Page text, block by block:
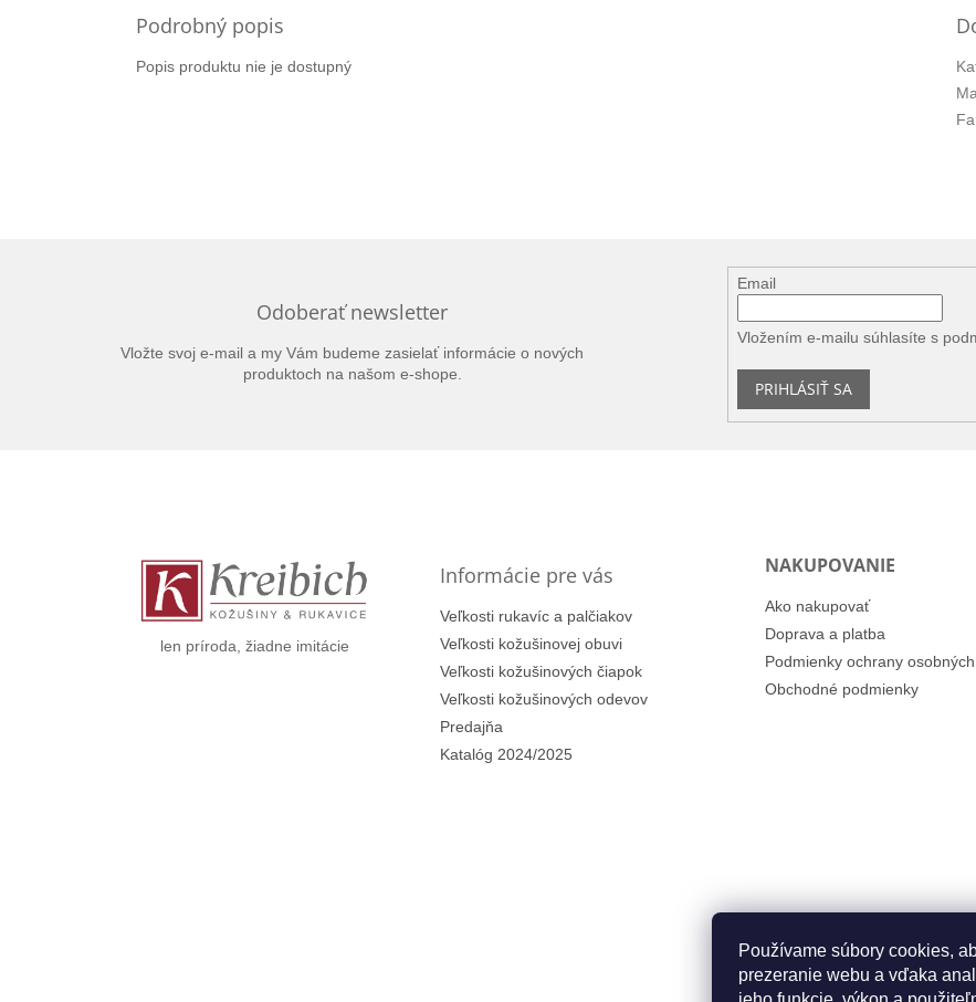
Používame súbory cookies,
prezeranie webu a vďaka
Podrobný popis
Popis produktu nie je dostupný
Odoberať newsletter
Vložte svoj e-mail a my Vám budeme zasielať informácie o nových
produktoch na našom e-shope.
Email
Vložením e-mailu súhlasíte s
PRIHLÁSIŤ SA
len príroda, žiadne imitácie
Informácie pre vás
Veľkosti rukavíc a palčiakov
Veľkosti kožušinovej obuvi
Veľkosti kožušinových čiapok
Veľkosti kožušinových odevov
Predajňa
Katalóg 2024/2025
NAKUPOVANIE
Ako nakupovať
Doprava a platba
Podmienky ochrany
Obchodné podmienky